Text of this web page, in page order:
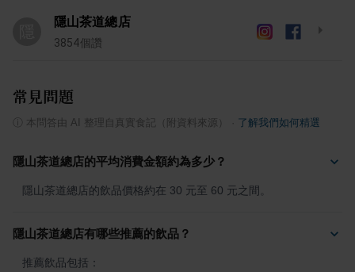
隱山茶道總店
3854個讚
常見問題
本問答由 AI 整理自真實食記（附資料來源） 了解我們如何精選
隱山茶道總店的平均消費金額約為多少？
隱山茶道總店的飲品價格約在 30 元至 60 元之間。
隱山茶道總店有哪些推薦的飲品？